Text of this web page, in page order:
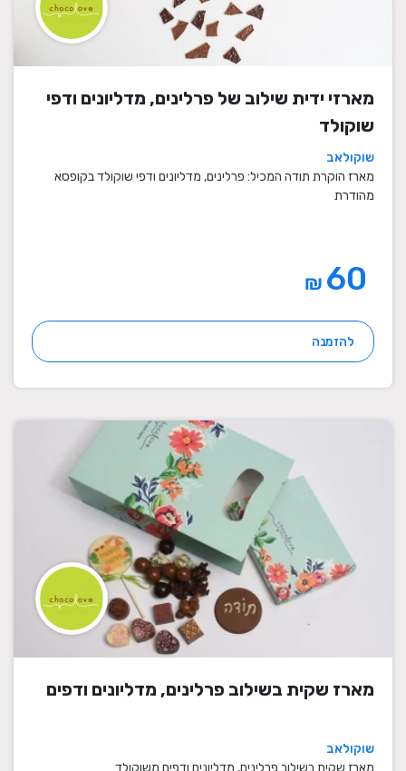
מארזי ידית שילוב של פרלינים, מדליונים ודפי
שוקולד
שוקולאב
מארז הוקרת תודה המכיל: פרלינים, מדליונים ודפי שוקולד בקופסא
מהודרת
₪
להזמנה
מארז שקית בשילוב פרלינים, מדליונים ודפים
שוקולאב
מארז שקית בשילוב פרלינים, מדליונים ודפים משוקולד